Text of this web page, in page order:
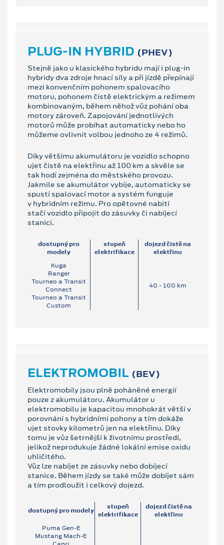
PLUG-IN HYBRID (PHEV)
Stejně jako u klasického hybridu mají i plug-in
hybridy dva zdroje hnací síly a při jízdě přepínají
mezi konvenčním pohonem spalovacího
motoru, pohonem čistě elektrickým a režimem
kombinovaným, během něhož vůz pohání oba
motory zároveň. Zapojování jednotlivých
motorů může probíhat automaticky nebo ho
můžeme ovlivnit volbou jednoho ze 4 režimů.
Díky většímu akumulátoru je vozidlo schopno
ujet čistě na elektřinu až 100 km a skvěle se
tak hodí zejména do městského provozu.
Jakmile se akumulátor vybije, automaticky se
spustí spalovací motor a systém funguje
v hybridním režimu. Pro opětovné nabití
stačí vozidlo připojit do zásuvky či nabíjecí
stanici.
dostupný pro
modely
stupeň
elektrifikace
dojezd čistě na
elektřinu
Kuga
Ranger
Tourneo a Transit
Connect
Tourneo a Transit
Custom
40 ‐ 100 km
ELEKTROMOBIL (BEV)
Elektromobily jsou plně poháněné energií
pouze z akumulátoru. Akumulátor u
elektromobilu je kapacitou mnohokrát větší v
porovnání s hybridními pohony a tím dokáže
ujet stovky kilometrů jen na elektřinu. Díky
tomu je vůz šetrnější k životnímu prostředí,
jelikož neprodukuje žádné lokální emise oxidu
uhličitého.
Vůz lze nabíjet ze zásuvky nebo dobíjecí
stanice. Během jízdy se také může dobíjet sám
a tím prodloužit i celkový dojezd.
dostupný pro modely
stupeň
elektrifikace
dojezd čistě na
elektřinu
Puma Gen-E
Mustang Mach-E